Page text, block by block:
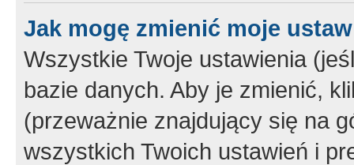
Jak mogę zmienić moje
Wszystkie Twoje ustawienia
bazie danych. Aby je zmienić,
(przeważnie znajdujący się na
wszystkich Twoich ustawień i